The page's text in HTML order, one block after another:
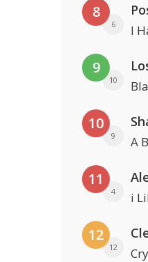
8
6 I
9
10
10
9 A
11
4 i
12
12